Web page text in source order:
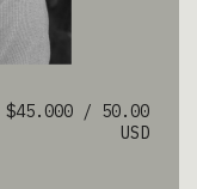
$45.000 / 50.00
USD